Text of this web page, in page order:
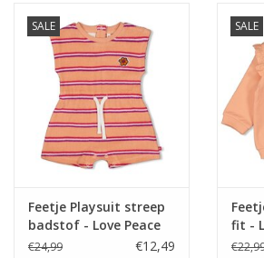
SALE
Feetje Playsuit streep
badstof - Love Peace
Aloha Perzik
€24,99 €12,49
SALE
fit -